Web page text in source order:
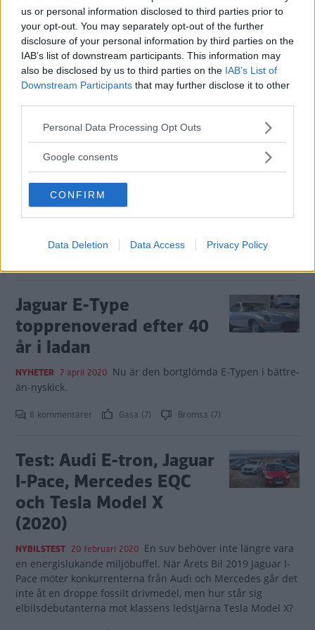
us or personal information disclosed to third parties prior to
your opt-out. You may separately opt-out of the further
disclosure of your personal information by third parties on the
IAB’s list of downstream participants. This information may
also be disclosed by us to third parties on the IAB’s List of
Downstream Participants that may further disclose it to other
Please note that this website/app uses one or more Google
not limited to your visit or usage behaviour. You may click to
use your data for below specified purposes in below Google
consent section.
Personal Data Processing Opt Outs
Google consents
CONFIRM
Data Deletion Data Access Privacy Policy
vätgasdrift
NYHETER 8 juli 2020
Batterier är för stora och tunga för Land
Rovers suvar, enligt produktchefen. Därför inleds nu ett test
med en bränslecellsbil som även extraknäcker som
laddhybrid.
0 kommentarer Gasa (1) Bromsa (1)
Jaguar fälls för
elbilsreklam: ”En suv
utan utsläpp”
NYHETER 11 maj 2020 Jaguars reklam för elbilen I-Pace fälls
Jaguar E-Type
topprenoverad efter 40
år i ladan
NYHETER 7 april 2020 Nu är den bortglömda E-Typen i bättre-
än-nyskick.
8 kommentarer Gasa (7) Bromsa (7)
Test: Audi E-tron, Jaguar
I-Pace, Mercedes EQC
och Tesla Model X
(2020)
NYBILSTEST 20 februari 2020 En suv behöver inte längre vara
en energislukande miljöbuffel. När Årets Bil 2019 Jaguar I-
Pace möter konkurrenterna från Audi och Mercedes går det
inte åt en droppe fossilt drivmedel, men hur står sig
elbilsdebutanterna mot klassens ledstjärna Tesla Model X?